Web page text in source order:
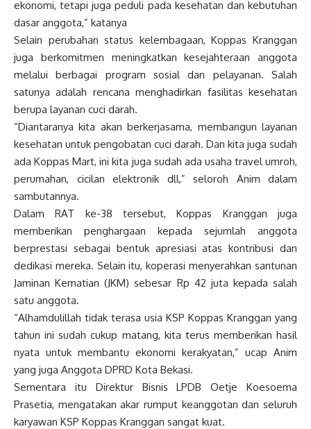
ekonomi, tetapi juga peduli pada kesehatan dan kebutuhan
dasar anggota,” katanya
Selain perubahan status kelembagaan, Koppas Kranggan
juga berkomitmen meningkatkan kesejahteraan anggota
melalui berbagai program sosial dan pelayanan. Salah
satunya adalah rencana menghadirkan fasilitas kesehatan
berupa layanan cuci darah.
“Diantaranya kita akan berkerjasama, membangun layanan
kesehatan untuk pengobatan cuci darah. Dan kita juga sudah
ada Koppas Mart, ini kita juga sudah ada usaha travel umroh,
perumahan, cicilan elektronik dll,” seloroh Anim dalam
sambutannya.
Dalam RAT ke-38 tersebut, Koppas Kranggan juga
memberikan penghargaan kepada sejumlah anggota
berprestasi sebagai bentuk apresiasi atas kontribusi dan
dedikasi mereka. Selain itu, koperasi menyerahkan santunan
Jaminan Kematian (JKM) sebesar Rp 42 juta kepada salah
satu anggota.
“Alhamdulillah tidak terasa usia KSP Koppas Kranggan yang
tahun ini sudah cukup matang, kita terus memberikan hasil
nyata untuk membantu ekonomi kerakyatan,” ucap Anim
yang juga Anggota DPRD Kota Bekasi.
Sementara itu Direktur Bisnis LPDB Oetje Koesoema
Prasetia, mengatakan akar rumput keanggotan dan seluruh
karyawan KSP Koppas Kranggan sangat kuat.